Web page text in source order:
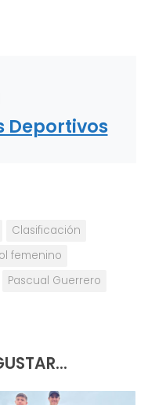
Deportivos
Clasificación
femenino
Pascual Guerrero